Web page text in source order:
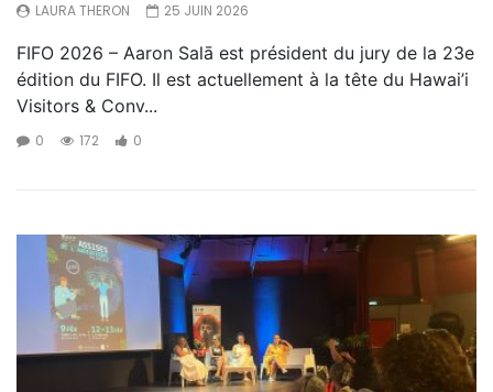
LAURA THERON 25 JUIN 2026
FIFO 2026 – Aaron Salā est président du jury de la 23e
édition du FIFO. Il est actuellement à la tête du Hawai’i
Visitors & Conv...
0 172 0